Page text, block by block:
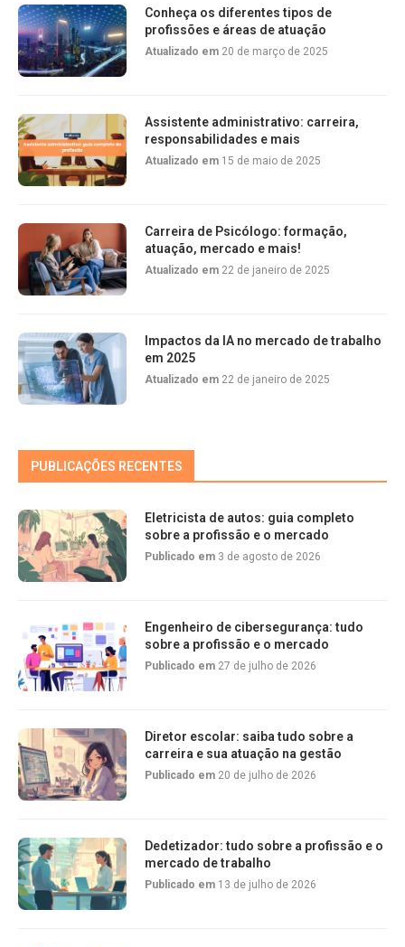
Conheça os diferentes tipos de
profissões e áreas de atuação
Atualizado em 20 de março de 2025
Assistente administrativo: carreira,
responsabilidades e mais
Atualizado em 15 de maio de 2025
Carreira de Psicólogo: formação,
atuação, mercado e mais!
Atualizado em 22 de janeiro de 2025
Impactos da IA no mercado de trabalho
em 2025
Atualizado em 22 de janeiro de 2025
PUBLICAÇÕES RECENTES
Eletricista de autos: guia completo
sobre a profissão e o mercado
Publicado em 3 de agosto de 2026
Engenheiro de cibersegurança: tudo
sobre a profissão e o mercado
Publicado em 27 de julho de 2026
Diretor escolar: saiba tudo sobre a
carreira e sua atuação na gestão
Publicado em 20 de julho de 2026
Dedetizador: tudo sobre a profissão e o
mercado de trabalho
Publicado em 13 de julho de 2026